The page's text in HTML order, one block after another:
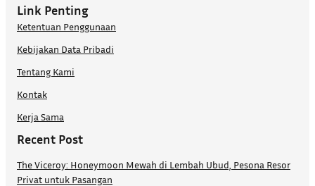
Link Penting
Ketentuan Penggunaan
Kebijakan Data Pribadi
Tentang Kami
Kontak
Kerja Sama
Recent Post
The Viceroy: Honeymoon Mewah di Lembah Ubud, Pesona Resor
Privat untuk Pasangan